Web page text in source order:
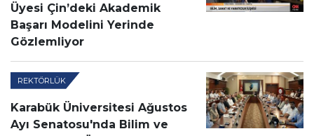
Üyesi Çin’deki Akademik
Başarı Modelini Yerinde
Gözlemliyor
REKTÖRLÜK
Karabük Üniversitesi Ağustos
Ayı Senatosu'nda Bilim ve